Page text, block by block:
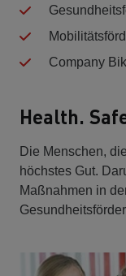
Company
Health.
Die Menschen,
höchstes Gut.
Maßnahmen in